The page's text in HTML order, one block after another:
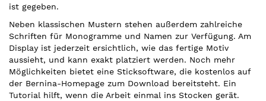
ist gegeben.
Neben klassischen Mustern stehen außerdem zahlreiche
Schriften für Monogramme und Namen zur Verfügung. Am
Display ist jederzeit ersichtlich, wie das fertige Motiv
aussieht, und kann exakt platziert werden. Noch mehr
Möglichkeiten bietet eine Sticksoftware, die kostenlos auf
der Bernina-Homepage zum Download bereitsteht. Ein
Tutorial hilft, wenn die Arbeit einmal ins Stocken gerät.